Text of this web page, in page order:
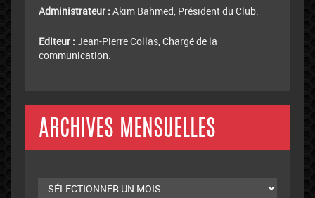
Administrateur : Akim Bahmed, Président du Club.
Editeur : Jean-Pierre Collas, Chargé de la
communication.
ARCHIVES MENSUELLES